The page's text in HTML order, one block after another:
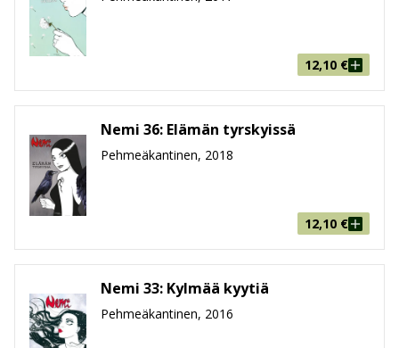
12,10 €
Nemi 36: Elämän tyrskyissä
Pehmeäkantinen, 2018
12,10 €
Nemi 33: Kylmää kyytiä
Pehmeäkantinen, 2016